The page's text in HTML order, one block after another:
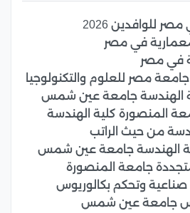
للوافدين 2026
في مصر
في مصر
مصر للعلوم والتكنولوجيا
الهندسة جامعة عين شمس
المنصورة كلية الهندسة
من حيث الراتب
كلية الهندسة جامعة عين شمس
جامعة المنصورة
وتحكم بكالوريوس
جامعة عين شمس